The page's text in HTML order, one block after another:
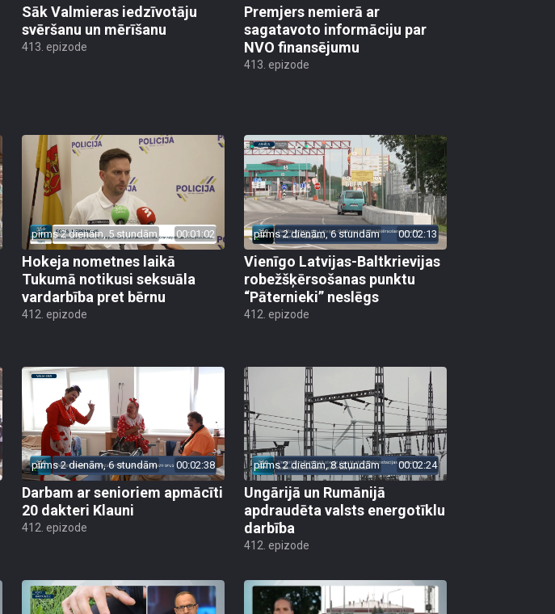
Sāk Valmieras iedzīvotāju
svēršanu un mērīšanu
413. epizode
Premjers nemierā ar
sagatavoto informāciju par
NVO finansējumu
413. epizode
pirms 2 dienām, 5 stundām 00:01:02
Hokeja nometnes laikā
Tukumā notikusi seksuāla
vardarbība pret bērnu
412. epizode
pirms 2 dienām, 6 stundām 00:02:13
Vienīgo Latvijas-Baltkrievijas
robežšķērsošanas punktu
“Pāternieki” neslēgs
412. epizode
pirms 2 dienām, 6 stundām 00:02:38
Darbam ar senioriem apmācīti
20 dakteri Klauni
412. epizode
pirms 2 dienām, 8 stundām 00:02:24
Ungārijā un Rumānijā
apdraudēta valsts energotīklu
darbība
412. epizode